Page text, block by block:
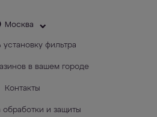
Москва
установку фильтра
в вашем городе
Контакты
обработки и защиты